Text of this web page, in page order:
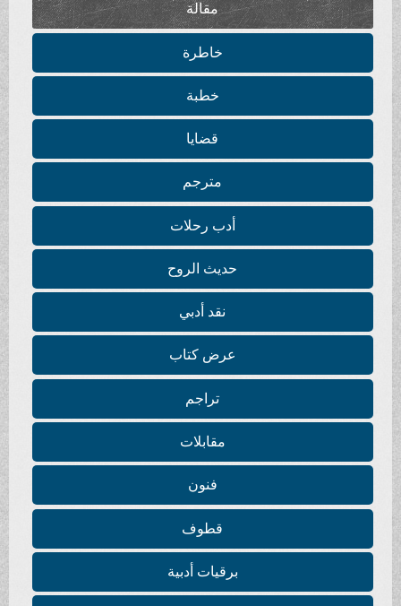
مقالة
خاطرة
خطبة
قضايا
مترجم
أدب رحلات
حديث الروح
نقد أدبي
عرض كتاب
تراجم
مقابلات
فنون
قطوف
برقيات أدبية